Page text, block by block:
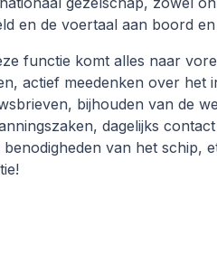
en de voertaal aan boord
functie komt alles naar
actief meedenken over het
bijhouden van de
dagelijks
benodigheden van het schip,